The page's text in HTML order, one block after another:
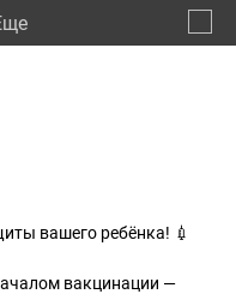
вашего ребёнка! 💉
вакцинации —